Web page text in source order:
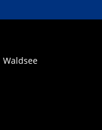
Waldsee